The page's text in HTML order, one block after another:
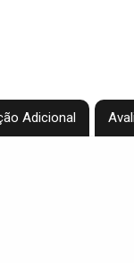
Adicional